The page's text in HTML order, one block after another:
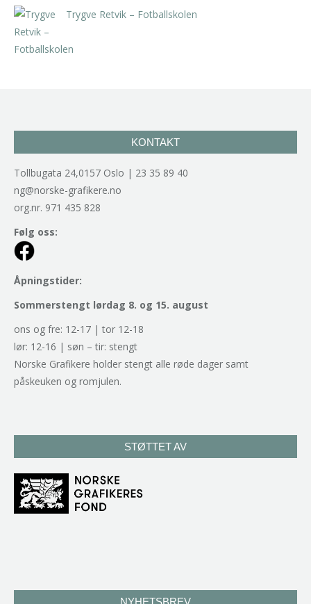
Trygve Retvik – Fotballskolen
KONTAKT
Tollbugata 24,0157 Oslo | 23 35 89 40
ng@norske-grafikere.no
org.nr. 971 435 828
Følg oss:
Åpningstider:
Sommerstengt lørdag 8. og 15. august
ons og fre: 12-17 | tor 12-18
lør: 12-16 | søn – tir: stengt
Norske Grafikere holder stengt alle røde dager samt
påskeuken og romjulen.
STØTTET AV
NYHETSBREV